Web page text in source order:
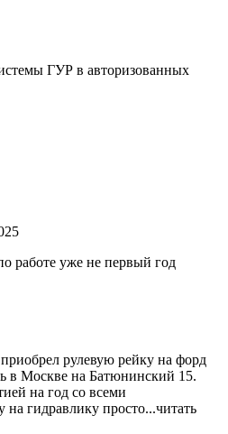
ГУР в авторизованных
работе уже не первый год
рулевую рейку на форд
в Москве на Батюнинский 15.
на год со всеми
на гидравлику просто...читать